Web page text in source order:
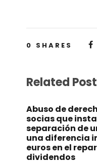
0 SHARES
Related
Abuso de
socias que
separación de
una diferencia
euros en el
dividendos